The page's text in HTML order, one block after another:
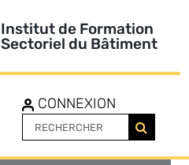
Institut de Formation
Sectoriel du Bâtiment
CONNEXION